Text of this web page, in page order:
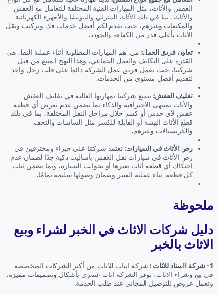
العفش والأثاث، مثل المهارات الفنية المختلفة للتعامل مع العفش
والأثاث، بما في ذلك الأثاث المنزلي والموبيليا والأجهزة الكهربائية
والمكيفات وغيرهم، حيث نقدم لكم أفضل خدمات فك وتركيب ونقل
الأثاث بأعلى قدر من الكفاءة والجودة.
تعاون فريق العمل: من أهم المهارات المطلوبة أثناء عملية النقل هي
القدرة على التكاتف والعمل الجماعي، وهذا النهج المتبع من قبل
شركتنا، حيث يعمل فريق عمل الشركة دائما على قلب رجل واحد
لتقديم أفضل مستوى من الخدمات.
تغليف العفش: تتمتع شركتنا بمهارتها العالية في تغليف العفش
والأثاث بمنتهى الاحترافية والذكاء بما يضمن عدم تعرض أي قطعة
عفش لأي خدش أو كسر خلال مراحل النقل المختلفة، بما في ذلك
قطع الأثاث الهشة أو القابلة للكسر مثل الشاشات والتحف
والكريستالات وغيرهم.
رص الأثاث في السيارات: تعتمد شركتنا على خبراء ومحترفين في
رص الأثاث في سيارات نقل العفش بأساليب ذكية جدًا لضمان عدم
احتكاك أي قطعة أثاث بغيرها أو بجوانب السيارة، وبما يضمن ثبات
كل قطعة أثناء عملية السير وضمان وصولها سليمة تمامًا.
ملحوظة
دليل شركات الاثاث في الخبر لشراء وبيع
الاثاث بالخبر
1- شركة ااسناد للاثاث :
شركة ابيات للاثاث من أكبر الشركات المتخصصة
في بيع وشراء الاثاث، توفر الشركة اثاث عصري بأشكال وتصميمات مميزة،
وتعمل عروض للتوصيل المجاني عند طلب الخدمة.